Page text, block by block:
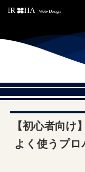
【初心者向け
よく使うプロ